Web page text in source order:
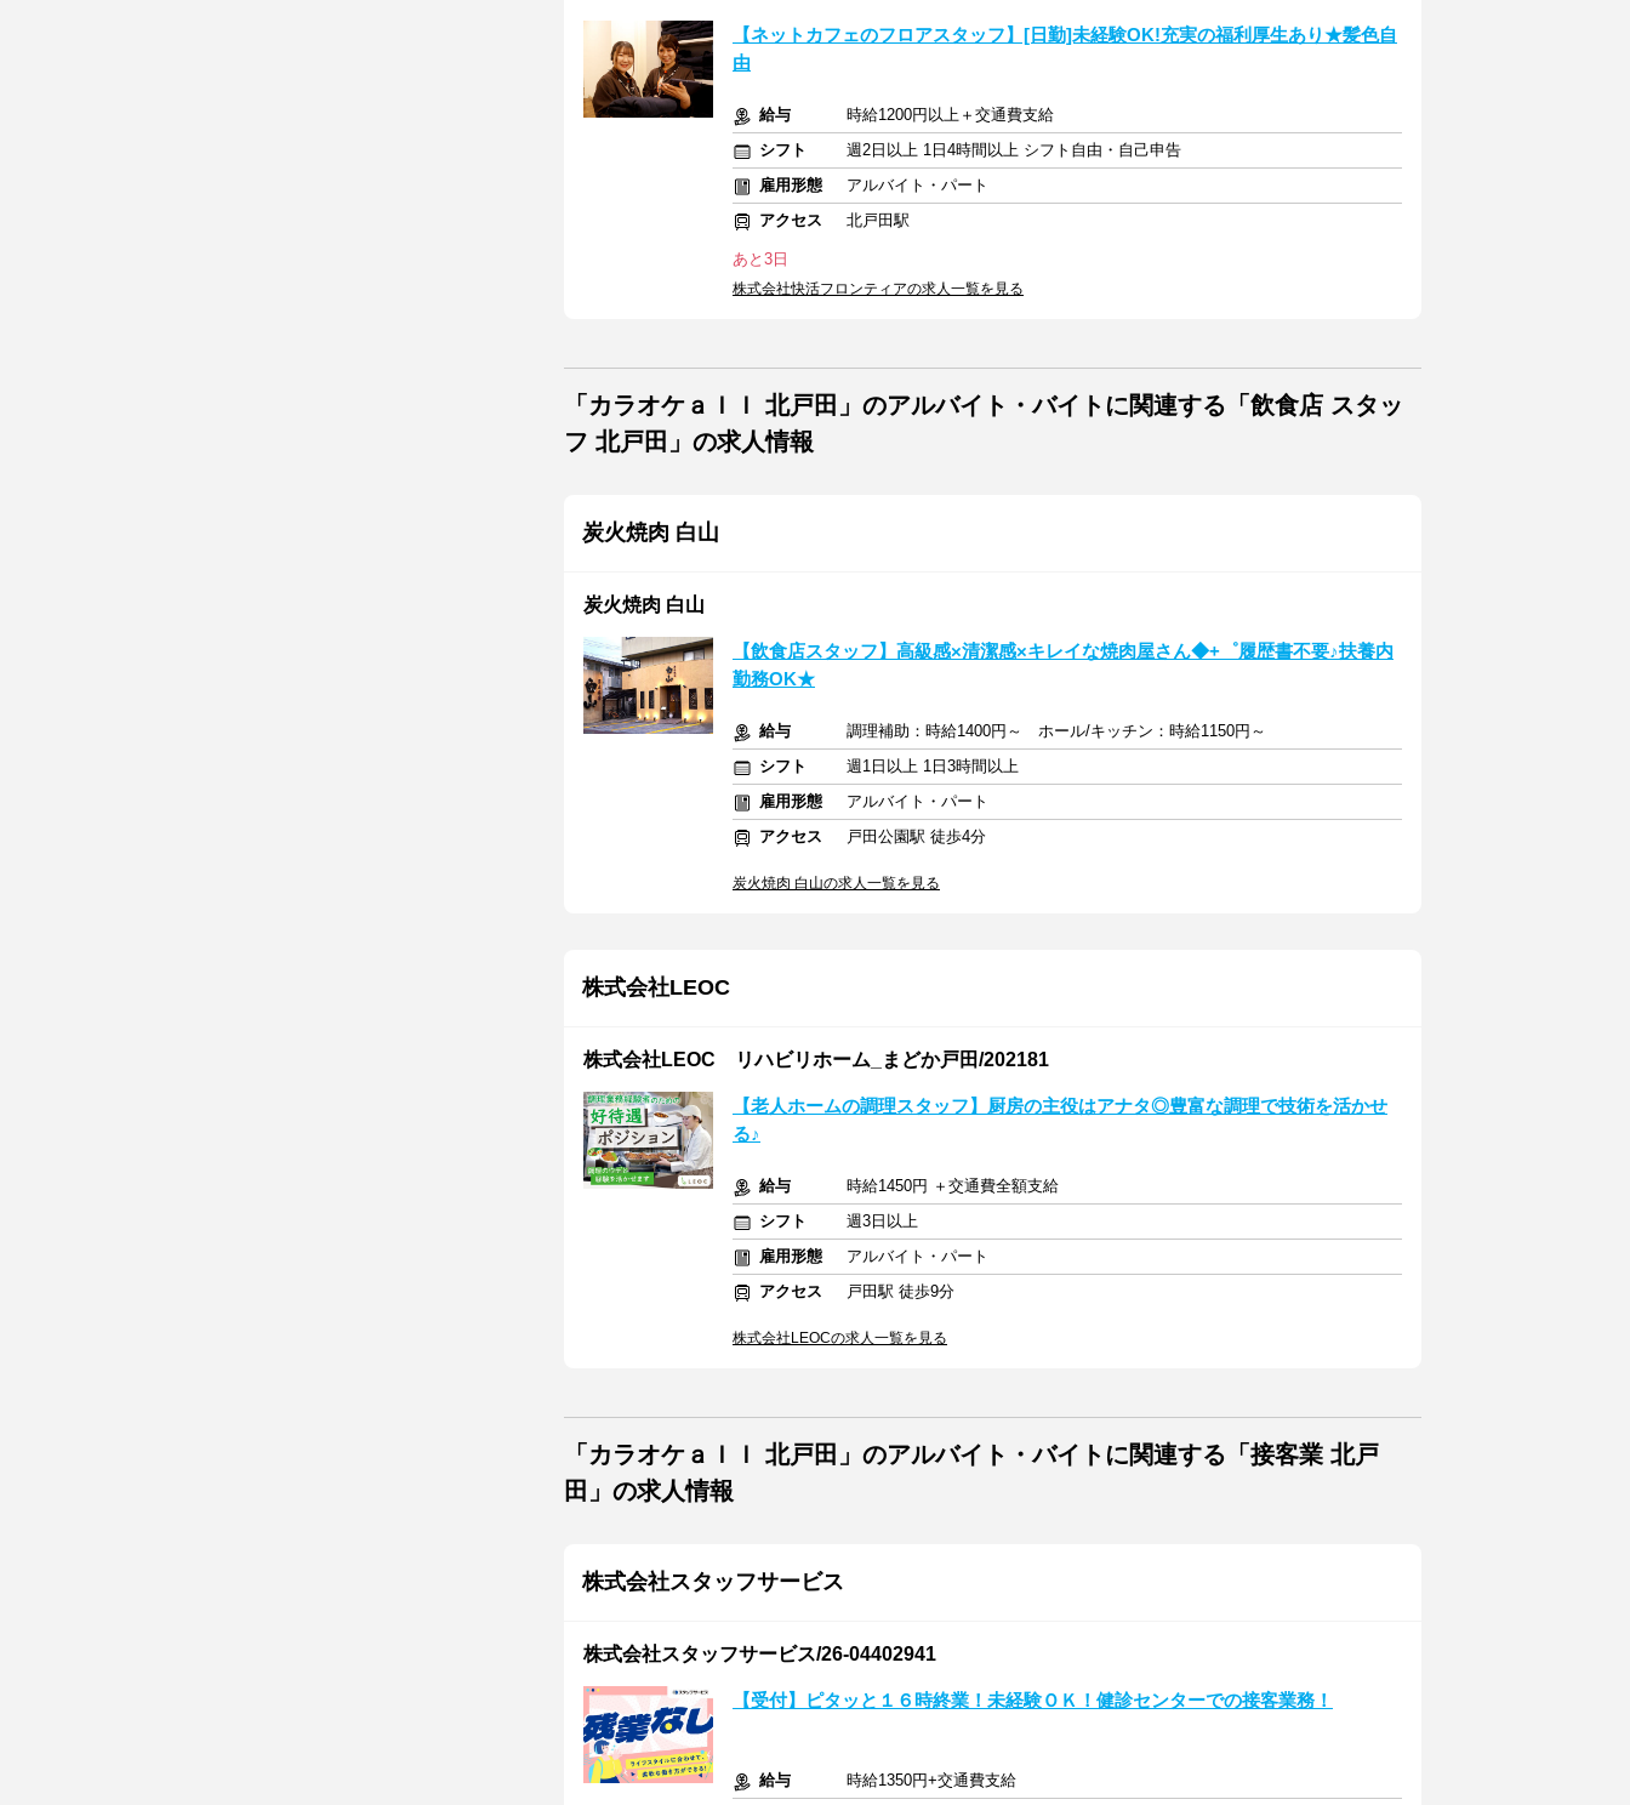
【ネットカフェのフロアスタッフ】[日勤]未経験OK!充実の福利厚生あり★髪色自
由
給与
時給1200円以上＋交通費支給
シフト
週2日以上 1日4時間以上 シフト自由・自己申告
雇用形態
アルバイト・パート
アクセス
北戸田駅
あと3日
株式会社快活フロンティアの求人一覧を見る
「カラオケａｌｌ 北戸田」のアルバイト・バイトに関連する「飲食店 スタッ
フ 北戸田」の求人情報
炭火焼肉 白山
炭火焼肉 白山
【飲食店スタッフ】高級感×清潔感×キレイな焼肉屋さん◆+゜履歴書不要♪扶養内
勤務OK★
給与
調理補助：時給1400円～ ホール/キッチン：時給1150円～
シフト
週1日以上 1日3時間以上
雇用形態
アルバイト・パート
アクセス
戸田公園駅 徒歩4分
炭火焼肉 白山の求人一覧を見る
株式会社LEOC
株式会社LEOC リハビリホーム_まどか戸田/202181
【老人ホームの調理スタッフ】厨房の主役はアナタ◎豊富な調理で技術を活かせ
る♪
給与
時給1450円 ＋交通費全額支給
シフト
週3日以上
雇用形態
アルバイト・パート
アクセス
戸田駅 徒歩9分
株式会社LEOCの求人一覧を見る
「カラオケａｌｌ 北戸田」のアルバイト・バイトに関連する「接客業 北戸
田」の求人情報
株式会社スタッフサービス
株式会社スタッフサービス/26-04402941
【受付】ピタッと１６時終業！未経験ＯＫ！健診センターでの接客業務！
給与 時給1350円+交通費支給